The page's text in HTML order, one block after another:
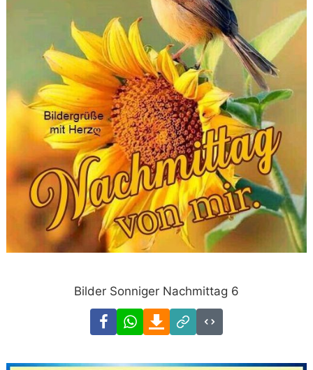
Bilder Sonniger Nachmittag 6
FacebookWhatsAppDownload
Link
Code